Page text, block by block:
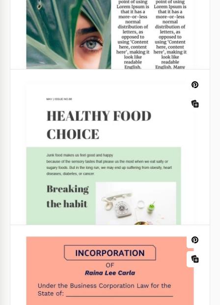
Articolo sulla cerimonia del tè tranquilla
Questo modello è perfetto per scrivere su una calma
cerimonia del tè. Sullo sfondo si vede una mano che
versa del tè nelle tazze.
Google Docs
Articolo sull'aspetto naturale
Il nostro modello gratuito di Articolo Natural Look ti
promozionale o un design di post per blog.